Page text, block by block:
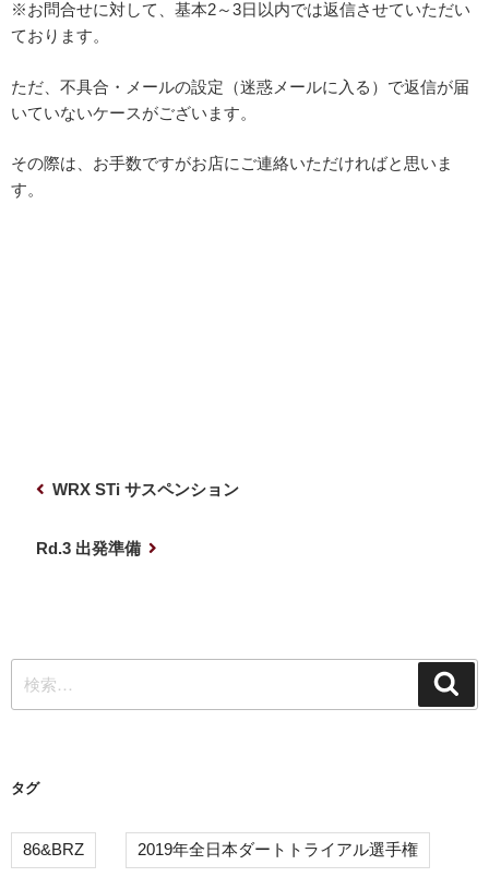
※お問合せに対して、基本2～3日以内では返信させていただい
ております。
ただ、不具合・メールの設定（迷惑メールに入る）で返信が届
いていないケースがございます。
その際は、お手数ですがお店にご連絡いただければと思いま
す。
シ
ョ
WRX STi サスペンション
Rd.3 出発準備
索:
タグ
86&BRZ 2019年全日本ダートトライアル選手権